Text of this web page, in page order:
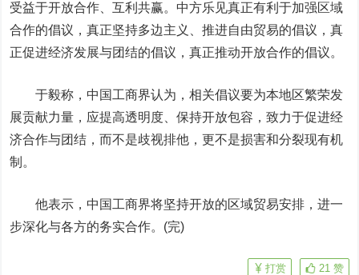
受益于开放合作、互利共赢。中方乐见真正有利于加强区域
合作的倡议，真正坚持多边主义、推进自由贸易的倡议，真
正促进经济发展与团结的倡议，真正推动开放合作的倡议。
于毅称，中国工商界认为，相关倡议要为本地区繁荣发
展贡献力量，应提高透明度、保持开放包容，致力于促进经
济合作与团结，而不是歧视排他，更不是损害和分裂现有机
制。
他表示，中国工商界将坚持开放的区域贸易安排，进一
步深化与各方的务实合作。(完)
21 赞
打赏